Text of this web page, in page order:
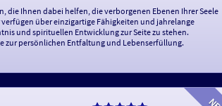
die Ihnen dabei helfen, die verborgenen Ebenen Ihrer Seele
über einzigartige Fähigkeiten und jahrelange
und spirituellen Entwicklung zur Seite zu stehen.
zur persönlichen Entfaltung und Lebenserfüllung.